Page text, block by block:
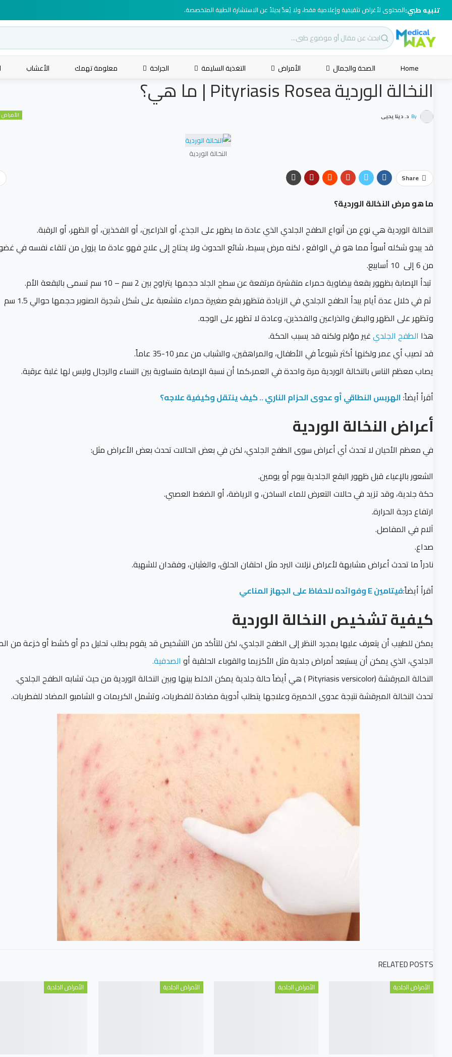
تنبيه طبي:المحتوى لأغراض تثقيفية وإعلامية فقط، ولا يُعدّ بديلاً عن الاستشارة الطبية المتخصصة.
Home الصحة والجمال الأمراض التغذية السليمة الجراحة معلومة تهمك الأعشاب
النخالة الوردية Pityriasis Rosea | ما هي؟
الأمراض By د. دينا يحيى
النخالة الوردية
Share
ما هو مرض النخالة الوردية؟
النخالة الوردية هي نوع من أنواع الطفح الجلدي الذي عادة ما يظهر على الجذع، أو الذراعين، أو الفخذين، أو الظهر، أو الرقبة.
قد يبدو شكله أسوأ مما هو في الواقع ، لكنه مرض بسيط، شائع الحدوث ولا يحتاج إلى علاج فهو عادة ما يزول من تلقاء نفسه في
من 6 إلى 10 أسابيع.
تبدأ الإصابة بظهور بقعة بيضاوية حمراء متقشرة مرتفعة عن سطح الجلد حجمها يتراوح بين 2 سم – 10 سم تسمى بالبقعة الأم.
ثم في خلال عدة أيام يبدأ الطفح الجلدي في الزيادة فتظهر بقع صغيرة حمراء متشعبة على شكل شجرة الصنوبر حجمها حوالي 1.5 سم
وتظهر على الظهر والبطن والذراعين والفخذين، وعادة لا تظهر على الوجه.
هذا الطفح الجلديغير مؤلم ولكنه قد يسبب الحكة.
قد تصيب أي عمر ولكنها أكثر شيوعاً في الأطفال، والمراهقين، والشباب من عمر 10-35 عاماً.
يصاب معظم الناس بالنخالة الوردية مرة واحدة في العمر،كما أن نسبة الإصابة متساوية بين النساء والرجال وليس لها غلبة عرقية.
أقرأ أيضاً:الهربس النطاقي أو عدوى الحزام الناري .. كيف ينتقل وكيفية علاجه؟
أعراض النخالة الوردية
في معظم الأحيان لا تحدث أي أعراض سوى الطفح الجلدي، لكن في بعض الحالات تحدث بعض الأعراض مثل:
الشعور بالإعياء قبل ظهور البقع الجلدية بيوم أو يومين.
حكة جلدية، وقد تزيد في حالات التعرض للماء الساخن، و الرياضة، أو الضغط العصبي.
ارتفاع درجة الحرارة.
آلام في المفاصل.
صداع.
نادراً ما تحدث أعراض مشابهة لأعراض نزلات البرد مثل احتقان الحلق، والغثيان، وفقدان للشهية.
أقرأ أيضاً:فيتامين E وفوائده للحفاظ على الجهاز المناعي
كيفية تشخيص النخالة الوردية
يمكن للطبيب أن يتعرف عليها بمجرد النظر إلى الطفح الجلدي، لكن للتأكد من التشخيص قد يقوم بطلب تحليل دم أو كشط أو خزعة من
الجلدي، الذي يمكن أن يستبعد أمراض جلدية مثل الأكزيما والقوباء الحلقية أو الصدفية.
النخالة المبرقشة (Pityriasis versicolor ) هي أيضاً حالة جلدية يمكن الخلط بينها وبين النخالة الوردية من حيث تشابه الطفح الجلدي.
تحدث النخالة المبرقشة نتيجة عدوى الخميرة وعلاجها يتطلب أدوية مضادة للفطريات، وتشمل الكريمات و الشامبو المضاد للفطريات.
RELATED POSTS
الأمراض الجلدية الأمراض الجلدية الأمراض الجلدية الأمراض الجلدية